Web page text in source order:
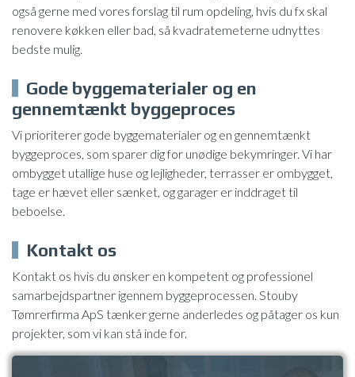
også gerne med vores forslag til rum opdeling, hvis du fx skal
renovere køkken eller bad, så kvadratemeterne udnyttes
bedste mulig.
Gode byggematerialer og en
gennemtænkt byggeproces
​Vi prioriterer gode byggematerialer og en gennemtænkt
byggeproces, som sparer dig for unødige bekymringer. Vi har
ombygget utallige huse og lejligheder, terrasser er ombygget,
tage er hævet eller sænket, og garager er inddraget til
beboelse.
Kontakt os
Kontakt os hvis du ønsker en kompetent og professionel
samarbejdspartner igennem byggeprocessen. Stouby
Tømrerfirma ApS tænker gerne anderledes og påtager os kun
projekter, som vi kan stå inde for.